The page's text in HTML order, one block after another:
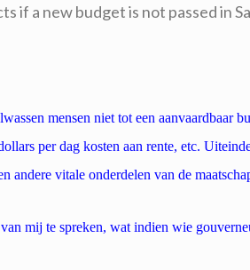
if a new budget is not passed in
mensen niet tot een aanvaardbaar
per dag kosten aan rente, etc.
andere vitale onderdelen van de
mij te spreken, wat indien wie